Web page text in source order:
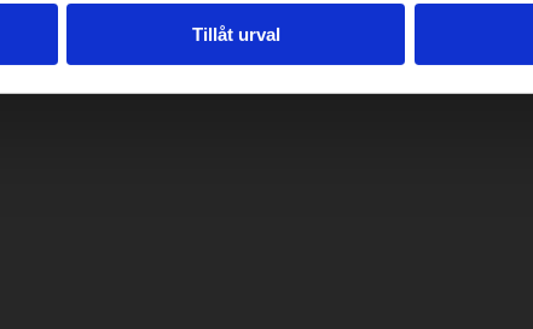
Tillåt urval